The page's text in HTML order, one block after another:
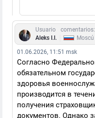
Usuario
Aleks I.I.
Moscú
01.06.2026, 11:51 msk
Согласно
обязательном
здоровья
производится в
получения
документов. Однако